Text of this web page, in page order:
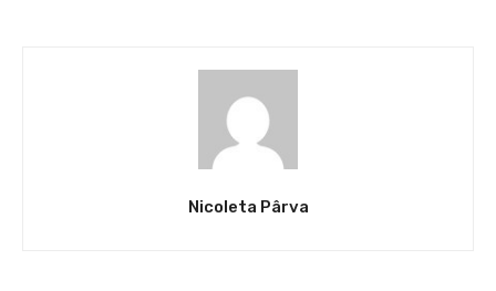
Nicoleta Pârva